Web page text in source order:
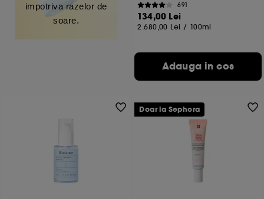
impotriva razelor de
soare.
691
134,00 Lei
2.680,00 Lei / 100ml
Adauga in cos
Doar la Sephora